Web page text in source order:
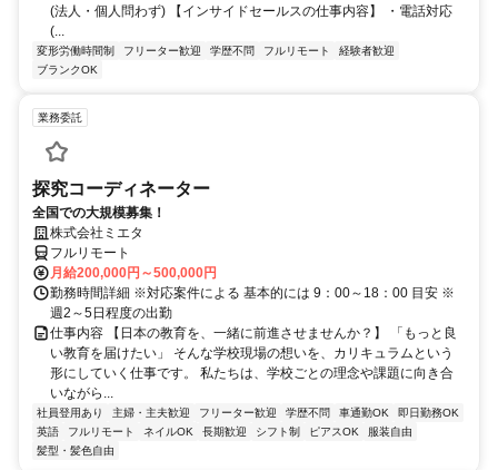
(法人・個人問わず) 【インサイドセールスの仕事内容】 ・電話対応
(...
変形労働時間制 フリーター歓迎 学歴不問 フルリモート
経験者歓迎
ブランクOK
業務委託
探究コーディネーター
全国での大規模募集！
株式会社ミエタ
フルリモート
月給200,000円～500,000円
勤務時間詳細 ※対応案件による 基本的には 9：00～18：00 目安 ※
週2～5日程度の出勤
仕事内容 【日本の教育を、一緒に前進させませんか？】 「もっと良
い教育を届けたい」 そんな学校現場の想いを、カリキュラムという
形にしていく仕事です。 私たちは、学校ごとの理念や課題に向き合
いながら...
社員登用あり 主婦・主夫歓迎 フリーター歓迎 学歴不問 車通勤OK
即日勤務OK
英語
フルリモート ネイルOK 長期歓迎 シフト制 ピアスOK
服装自由
髪型・髪色自由